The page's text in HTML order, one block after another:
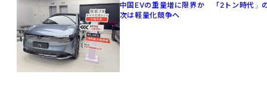
中国EVの重量増に限界か 「2トン時代」
次は軽量化競争へ